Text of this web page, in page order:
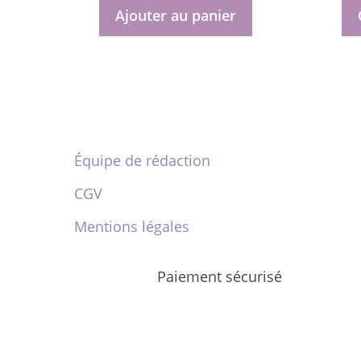
5
Ajouter au panier
Équipe de rédaction
CGV
Mentions légales
Paiement sécurisé